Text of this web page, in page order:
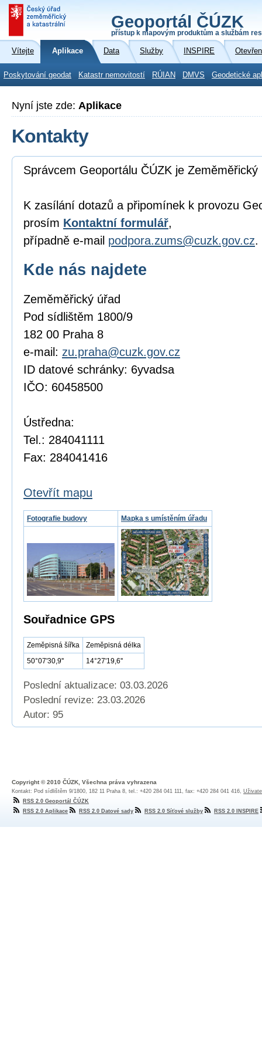
Geoportál ČÚZK
přístup k mapovým produktům a službám
Vítejte Aplikace Data Služby INSPIRE
Poskytování geodat Katastr nemovitostí RÚIAN DMVS Geodetické
Nyní jste zde: Aplikace
Kontakty
Správcem Geoportálu ČÚZK je Zeměměřický
K zasílání dotazů a připomínek k provozu
prosím Kontaktní formulář,
případně e-mail podpora.zums@cuzk.gov.cz.
Kde nás najdete
Zeměměřický úřad
Pod sídlištěm 1800/9
182 00 Praha 8
e-mail: zu.praha@cuzk.gov.cz
ID datové schránky: 6yvadsa
IČO: 60458500
Ústředna:
Tel.: 284041111
Fax: 284041416
Otevřít mapu
Fotografie budovy Mapka s umístěním úřadu
Souřadnice GPS
Zeměpisná šířka
Zeměpisná délka
50°07'30,9''
14°27'19,6''
Poslední aktualizace: 03.03.2026
Poslední revize: 23.03.2026
Autor: 95
Copyright © 2010 ČÚZK, Všechna práva vyhrazena
Kontakt: Pod sídlištěm 9/1800, 182 11 Praha 8, tel.: +420 284 041 111, fax: +420 284 041 416,
RSS 2.0 Geoportál ČÚZK
RSS 2.0 Aplikace
RSS 2.0 Datové sady RSS 2.0 Síťové služby RSS 2.0 INSPIRE